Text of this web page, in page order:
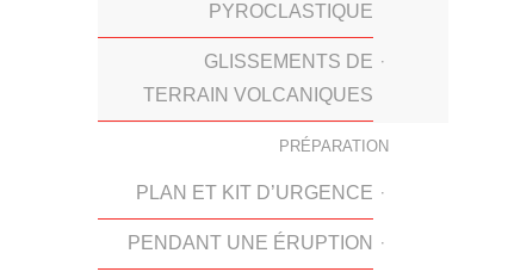
PYROCLASTIQUE
GLISSEMENTS DE
TERRAIN VOLCANIQUES
PRÉPARATION
PLAN ET KIT D’URGENCE
PENDANT UNE ÉRUPTION